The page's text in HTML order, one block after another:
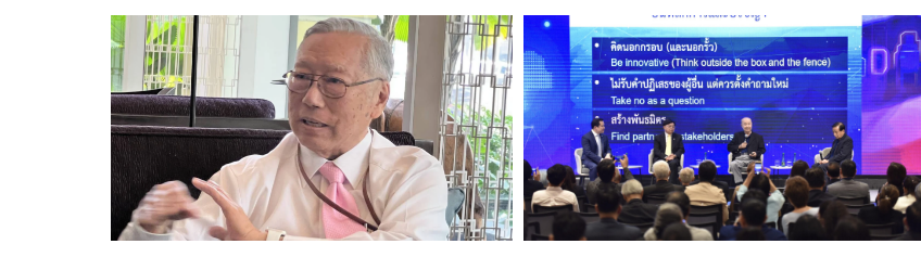
พีบีเอส โพสต์ข้อความว่า